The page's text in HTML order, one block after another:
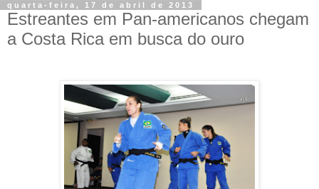
quarta-feira, 17 de abril de 2013
Estreantes em Pan-americanos chegam
a Costa Rica em busca do ouro